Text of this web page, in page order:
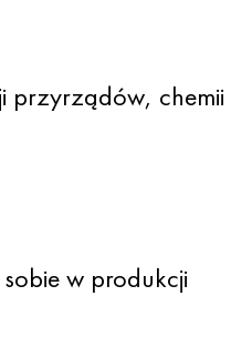
przyrządów, chemii
w produkcji